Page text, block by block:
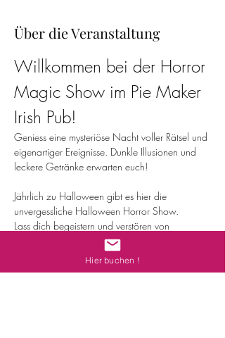
Über die Veranstaltung
Willkommen bei der Horror
Magic Show im Pie Maker
Irish Pub!
Geniess eine mysteriöse Nacht voller Rätsel und
eigenartiger Ereignisse. Dunkle Illusionen und
leckere Getränke erwarten euch!
Jährlich zu Halloween gibt es hier die
unvergessliche Halloween Horror Show.
Lass dich begeistern und verstören von
unglaublichen Kunststücken, düsteren
Geschichten und unerklärlichen Phänomenen.
Hier buchen !